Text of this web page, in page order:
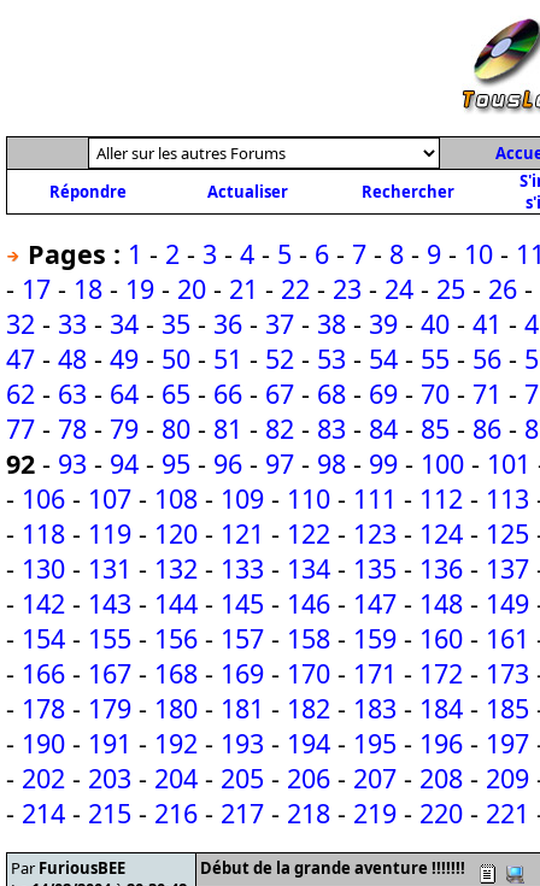
Répondre
Actualiser Rechercher
Pages : 1 - 2 - 3 - 4 - 5 - 6 - 7 - 8 - 9 - 10 -
- 17 - 18 - 19 - 20 - 21 - 22 - 23 - 24 - 25 - 26 -
32 - 33 - 34 - 35 - 36 - 37 - 38 - 39 - 40 - 41 -
47 - 48 - 49 - 50 - 51 - 52 - 53 - 54 - 55 - 56 -
62 - 63 - 64 - 65 - 66 - 67 - 68 - 69 - 70 - 71 -
77 - 78 - 79 - 80 - 81 - 82 - 83 - 84 - 85 - 86 -
92 - 93 - 94 - 95 - 96 - 97 - 98 - 99 - 100 - 101
- 106 - 107 - 108 - 109 - 110 - 111 - 112 - 113
- 118 - 119 - 120 - 121 - 122 - 123 - 124 - 125
- 130 - 131 - 132 - 133 - 134 - 135 - 136 - 137
- 142 - 143 - 144 - 145 - 146 - 147 - 148 - 149
- 154 - 155 - 156 - 157 - 158 - 159 - 160 - 161
- 166 - 167 - 168 - 169 - 170 - 171 - 172 - 173
- 178 - 179 - 180 - 181 - 182 - 183 - 184 - 185
- 190 - 191 - 192 - 193 - 194 - 195 - 196 - 197
- 202 - 203 - 204 - 205 - 206 - 207 - 208 - 209
- 214 - 215 - 216 - 217 - 218 - 219 - 220 - 221
Par FuriousBEE
Début de la grande aventure !!!!!!!